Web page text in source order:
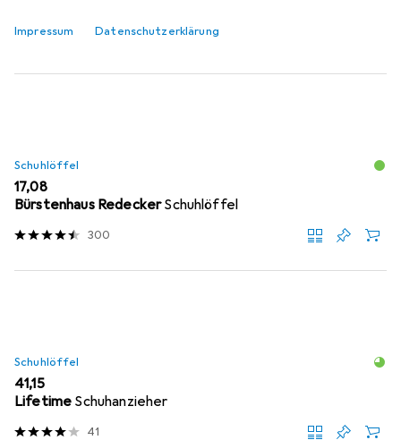
Impressum Datenschutzerklärung
169
Schuhlöffel
EUR
17,08
Bürstenhaus RedeckerSchuhlöffel
300
Schuhlöffel
EUR
41,15
Lifetime Schuhanzieher
41